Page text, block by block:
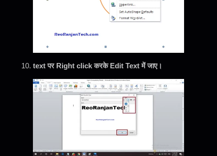
text पर Right click करके Edit Text में जाए।